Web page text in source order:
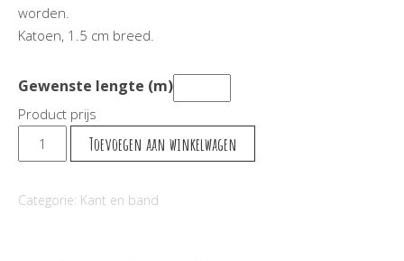
worden.
Katoen, 1.5 cm breed.
Gewenste lengte (m)
Product prijs
Franje
aantal
Toevoegen aan winkelwagen
Categorie: Kant en band